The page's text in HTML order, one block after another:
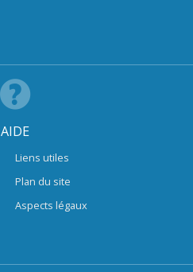
AIDE
Liens utiles
Plan du site
Aspects légaux